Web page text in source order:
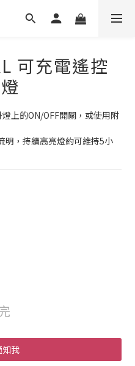
可充電遙控
上的ON/OFF開關，或使用附
明，持續高亮燈約可維持5小
知我